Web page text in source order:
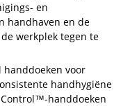
en
handhaven en de
werkplek tegen te
voor
handhygiëne
handdoeken